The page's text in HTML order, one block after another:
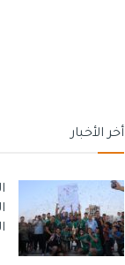
أخر الأخبار